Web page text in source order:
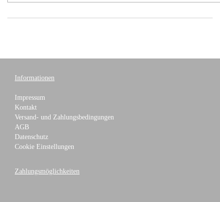
Informationen
Impressum
Kontakt
Versand- und Zahlungsbedingungen
AGB
Datenschutz
Cookie Einstellungen
Zahlungsmöglichkeiten